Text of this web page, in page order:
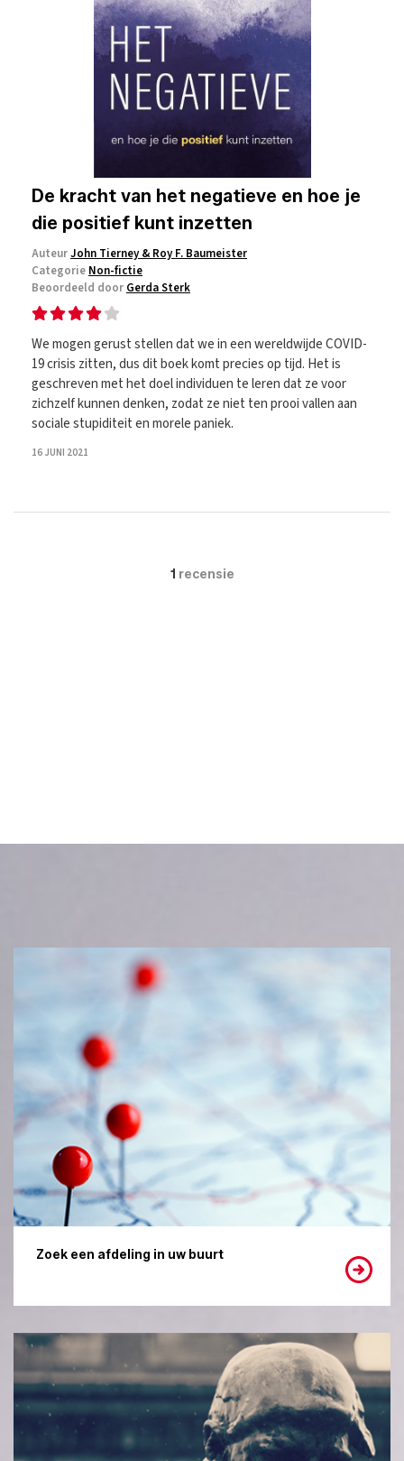
De kracht van het negatieve en hoe je
die positief kunt inzetten
AuteurJohn Tierney & Roy F. Baumeister
Categorie Non-fictie
Beoordeeld door Gerda Sterk
We mogen gerust stellen dat we in een wereldwijde COVID-
19 crisis zitten, dus dit boek komt precies op tijd. Het is
geschreven met het doel individuen te leren dat ze voor
zichzelf kunnen denken, zodat ze niet ten prooi vallen aan
sociale stupiditeit en morele paniek.
16 JUNI 2021
1 recensie
Zoek een afdeling in uw buurt